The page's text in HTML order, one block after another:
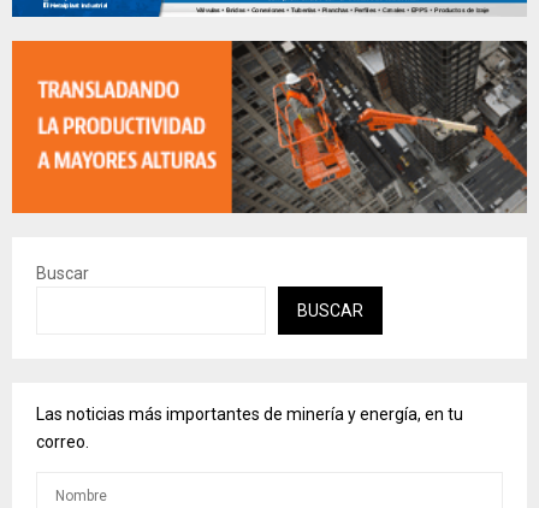
Buscar
BUSCAR
Las noticias más importantes de minería y energía, en tu
correo.